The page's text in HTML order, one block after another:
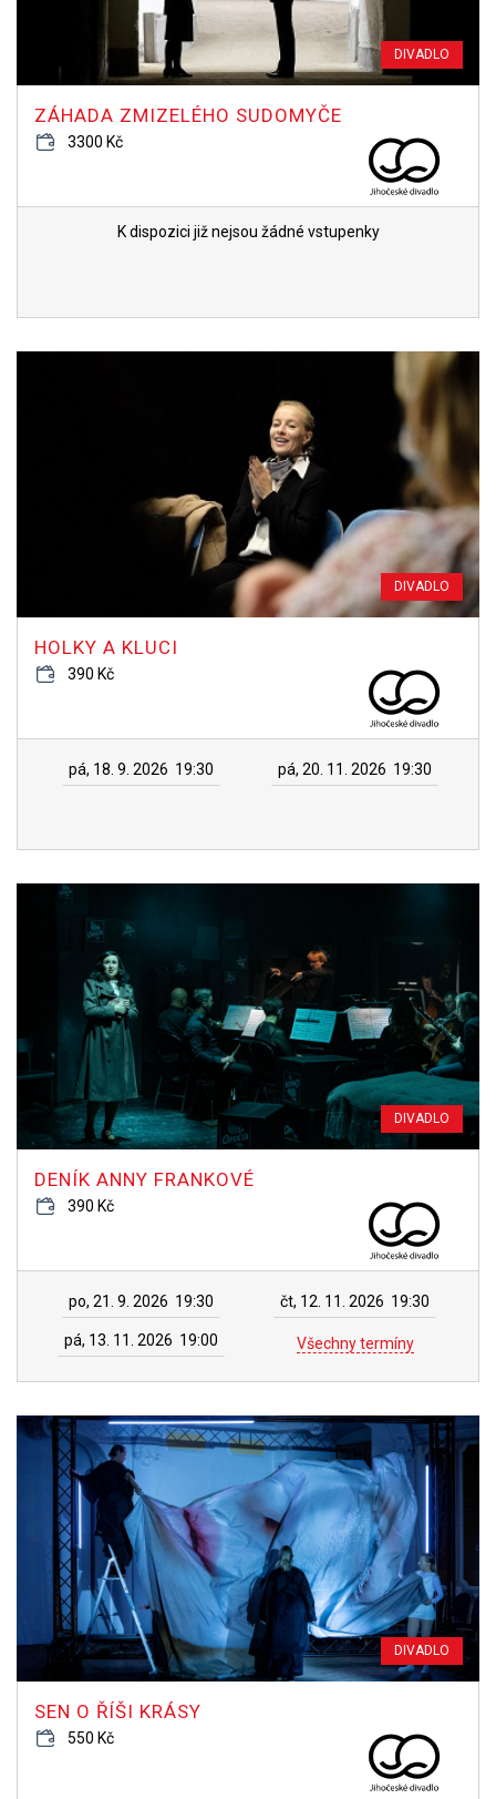
DIVADLO
ZÁHADA ZMIZELÉHO SUDOMYČE
3300 Kč
K dispozici již nejsou žádné vstupenky
DIVADLO
HOLKY A KLUCI
390 Kč
pá, 18. 9. 2026 19:30 pá, 20. 11. 2026 19:30
DIVADLO
DENÍK ANNY FRANKOVÉ
390 Kč
po, 21. 9. 2026 19:30 čt, 12. 11. 2026 19:30
pá, 13. 11. 2026 19:00 Všechny termíny
DIVADLO
SEN O ŘÍŠI KRÁSY
550 Kč